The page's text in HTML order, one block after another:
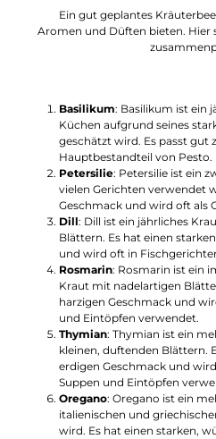
Ein gut geplantes
Aromen und Düften bieten. Hier
Basilikum: Basilikum ist ein
Küchen aufgrund seines
geschätzt wird. Es passt gut
Hauptbestandteil von Pesto.
Petersilie: Petersilie ist ein
vielen Gerichten verwendet
Geschmack und wird oft als
Dill: Dill ist ein jährliches
Blättern. Es hat einen
und wird oft in
Rosmarin: Rosmarin ist ein
Kraut mit nadelartigen
harzigen Geschmack und
und Eintöpfen verwendet.
Thymian: Thymian ist ein
kleinen, duftenden Blättern.
erdigen Geschmack und
Suppen und Eintöpfen
Oregano: Oregano ist ein
italienischen und
wird. Es hat einen starken,